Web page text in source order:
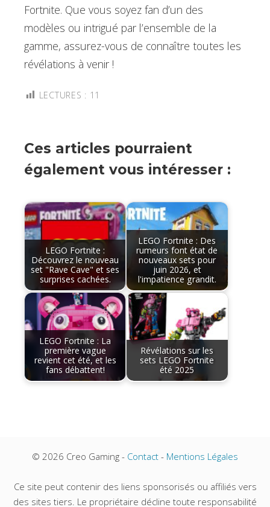
Fortnite. Que vous soyez fan d’un des
modèles ou intrigué par l’ensemble de la
gamme, assurez-vous de connaître toutes les
révélations à venir !
LECTURES : 11
Ces articles pourraient
également vous intéresser :
LEGO Fortnite :
Découvrez le nouveau
set "Rave Cave" et ses
surprises cachées.
LEGO Fortnite : Des
rumeurs font état de
nouveaux sets pour
juin 2026, et
l'impatience grandit.
LEGO Fortnite : La
première vague
revient cet été, et les
fans débattent!
Révélations sur les
sets LEGO Fortnite
été 2025
© 2026 Creo Gaming - Contact - Mentions Légales
Ce site peut contenir des liens sponsorisés ou affiliés vers
des sites tiers. Le propriétaire décline toute responsabilité